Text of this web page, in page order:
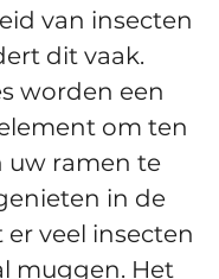
van insecten
dit vaak.
worden een
om ten
uw ramen te
in de
veel insecten
muggen. Het